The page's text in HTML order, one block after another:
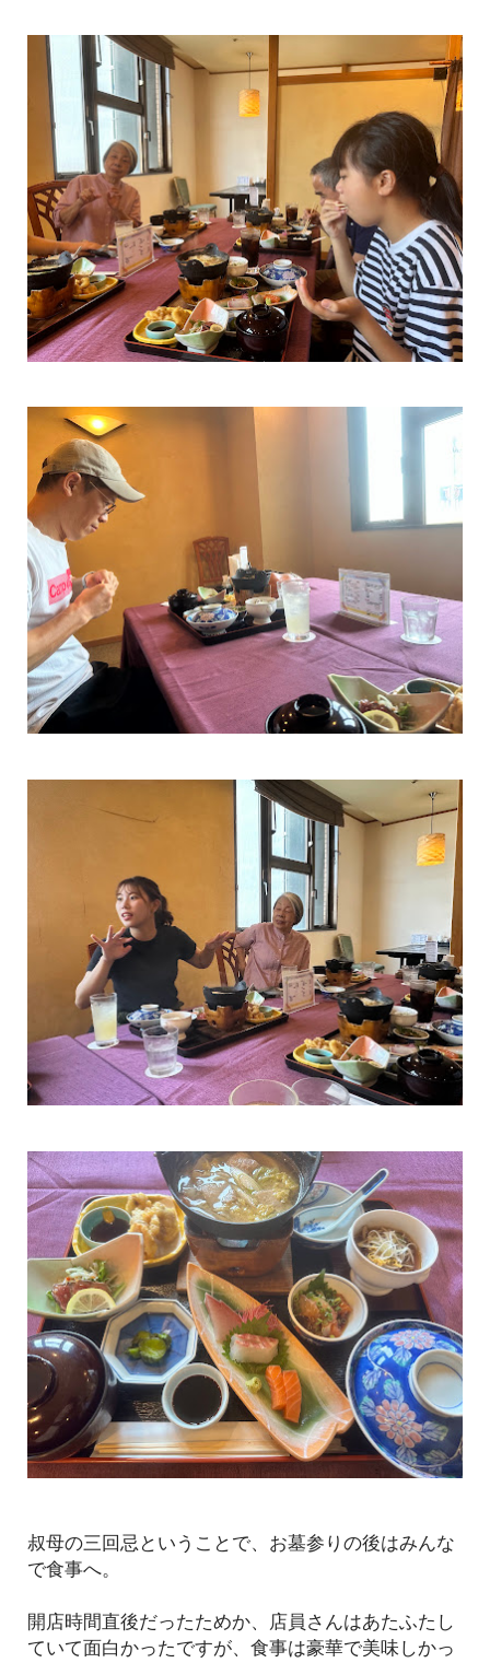
叔母の三回忌ということで、お墓参りの後はみんな
で食事へ。
開店時間直後だったためか、店員さんはあたふたし
ていて面白かったですが、食事は豪華で美味しかっ